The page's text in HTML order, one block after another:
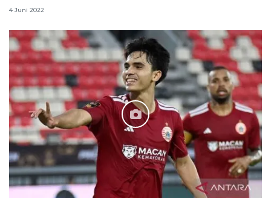
4 Juni 2022